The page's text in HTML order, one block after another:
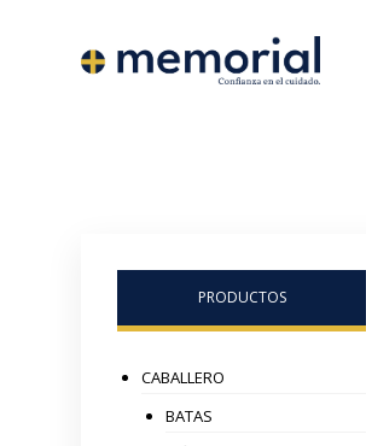
PRODUCTOS
CABALLERO
BATAS